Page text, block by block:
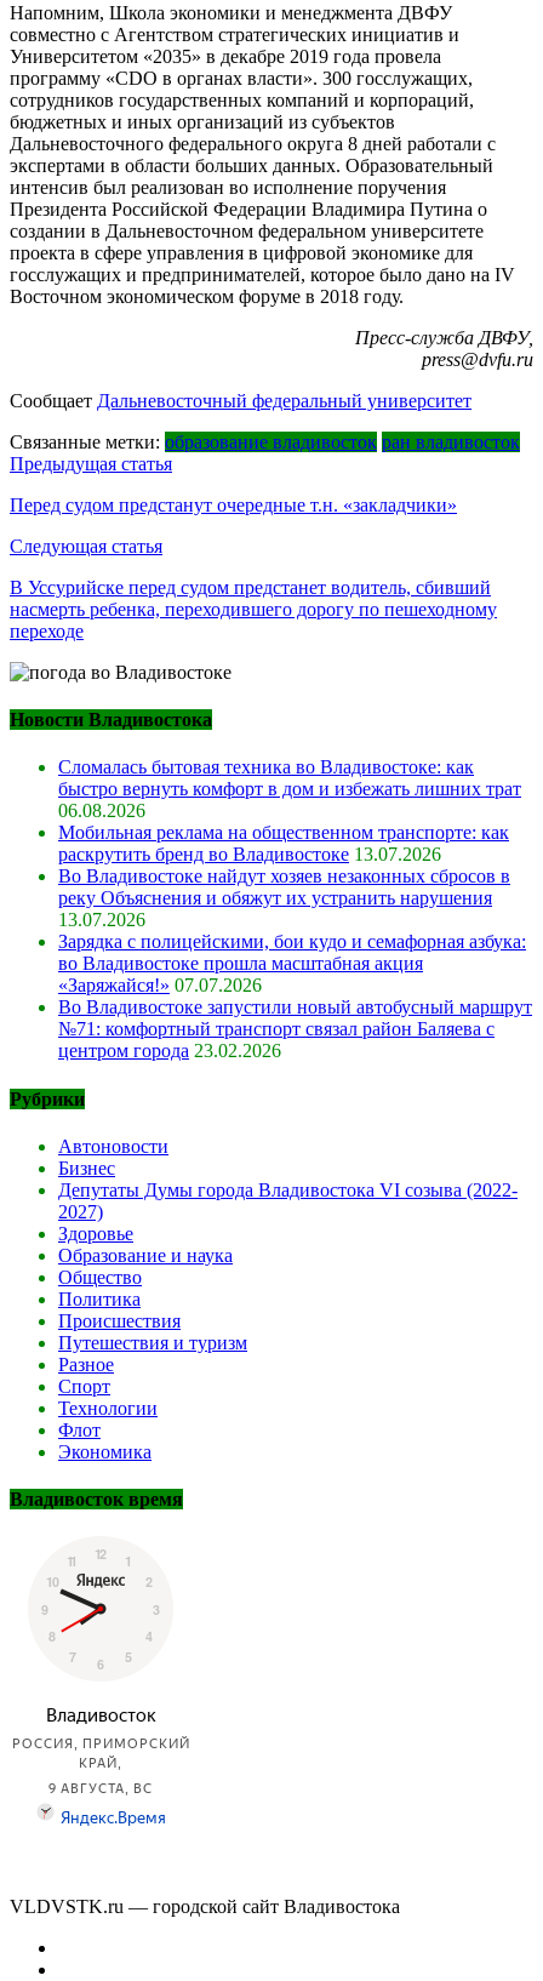
Напомним, Школа экономики и менеджмента ДВФУ
совместно с Агентством стратегических инициатив и
Университетом «2035» в декабре 2019 года провела
программу «CDO в органах власти». 300 госслужащих,
сотрудников государственных компаний и корпораций,
бюджетных и иных организаций из субъектов
Дальневосточного федерального округа 8 дней работали с
экспертами в области больших данных. Образовательный
интенсив был реализован во исполнение поручения
Президента Российской Федерации Владимира Путина о
создании в Дальневосточном федеральном университете
проекта в сфере управления в цифровой экономике для
госслужащих и предпринимателей, которое было дано на IV
Восточном экономическом форуме в 2018 году.
Пресс-служба ДВФУ,
press@dvfu.ru
Сообщает Дальневосточный федеральный университет
Связанные метки: образование владивосток ран владивосток
Навигация
по
записям
Предыдущая статья
Перед судом предстанут очередные т.н. «закладчики»
Следующая статья
В Уссурийске перед судом предстанет водитель, сбивший
насмерть ребенка, переходившего дорогу по пешеходному
переходе
Новости Владивостока
Сломалась бытовая техника во Владивостоке: как
быстро вернуть комфорт в дом и избежать лишних трат
06.08.2026
Мобильная реклама на общественном транспорте: как
раскрутить бренд во Владивостоке 13.07.2026
Во Владивостоке найдут хозяев незаконных сбросов в
реку Объяснения и обяжут их устранить нарушения
13.07.2026
Зарядка с полицейскими, бои кудо и семафорная азбука:
во Владивостоке прошла масштабная акция
«Заряжайся!» 07.07.2026
Во Владивостоке запустили новый автобусный маршрут
№71: комфортный транспорт связал район Баляева с
центром города 23.02.2026
Рубрики
Автоновости
Бизнес
Депутаты Думы города Владивостока VI созыва (2022-
2027)
Здоровье
Образование и наука
Общество
Политика
Происшествия
Путешествия и туризм
Разное
Спорт
Технологии
Флот
Экономика
Владивосток время
VLDVSTK.ru — городской сайт Владивостока